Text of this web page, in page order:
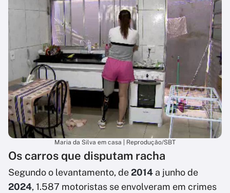
Maria da Silva em casa | Reprodução/SBT
Os carros que disputam racha
Segundo o levantamento, de2014 a junho de
2024, 1.587 motoristas se envolveram em crimes